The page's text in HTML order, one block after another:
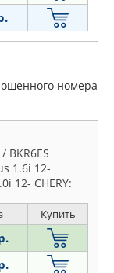
номера
BKR6ES
1.6i 12-
12- CHERY:
Купить